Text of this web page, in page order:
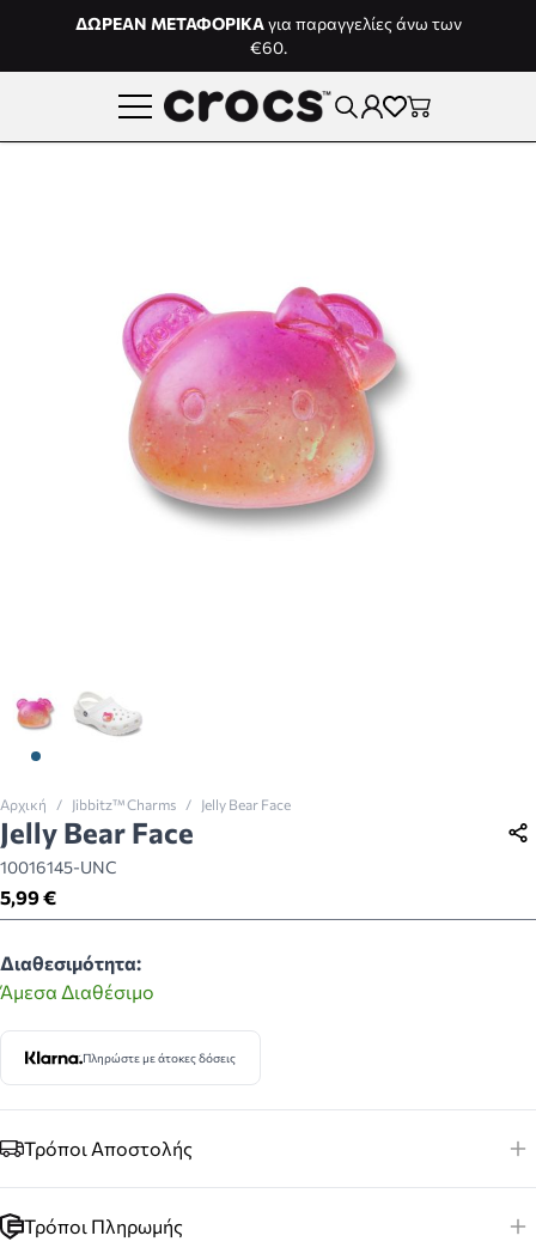
Μετάβαση στο περιεχόμενο
ΔΩΡΕΑΝ ΜΕΤΑΦΟΡΙΚΑγια παραγγελίες άνω των
€60.
View larger image
Αρχική / Jibbitz™ Charms / Jelly Bear Face
Jelly Bear Face
10016145-UNC
5,99 €
Διαθεσιμότητα:
Άμεσα Διαθέσιμο
Πληρώστε με άτοκες δόσεις
Τρόποι Αποστολής
Τρόποι Πληρωμής